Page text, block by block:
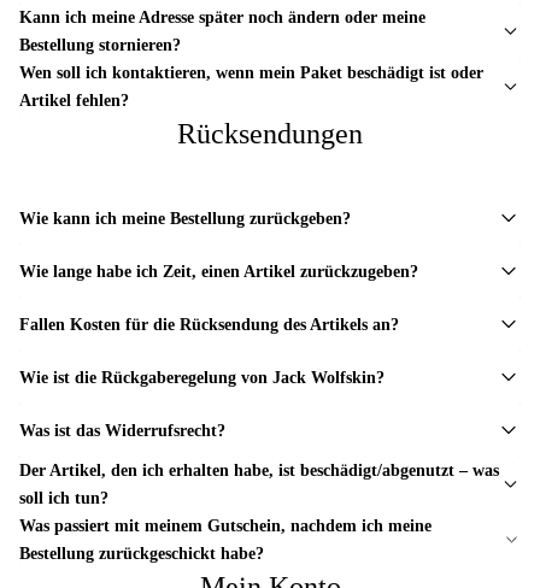
Kann ich meine Adresse später noch ändern oder meine
Bestellung stornieren?
Wen soll ich kontaktieren, wenn mein Paket beschädigt ist oder
Artikel fehlen?
Rücksendungen
Wie kann ich meine Bestellung zurückgeben?
Wie lange habe ich Zeit, einen Artikel zurückzugeben?
Fallen Kosten für die Rücksendung des Artikels an?
Wie ist die Rückgaberegelung von Jack Wolfskin?
Was ist das Widerrufsrecht?
Der Artikel, den ich erhalten habe, ist beschädigt/abgenutzt – was
soll ich tun?
Was passiert mit meinem Gutschein, nachdem ich meine
Bestellung zurückgeschickt habe?